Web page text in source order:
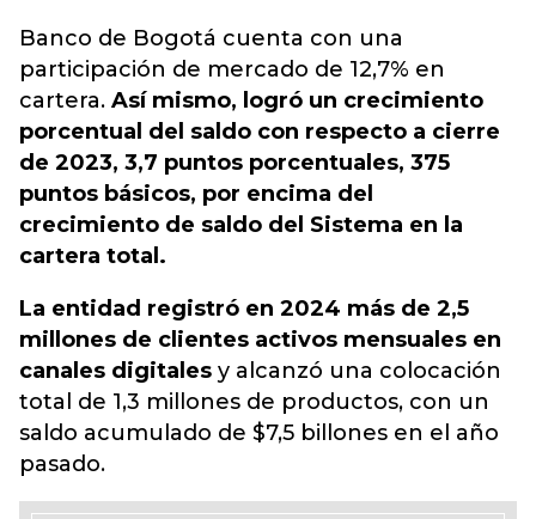
Banco de Bogotá cuenta con una
participación de mercado de 12,7% en
cartera. Así mismo, logró un crecimiento
porcentual del saldo con respecto a cierre
de 2023, 3,7 puntos porcentuales, 375
puntos básicos, por encima del
crecimiento de saldo del Sistema en la
cartera total.
La entidad registró en 2024 más de 2,5
millones de clientes activos mensuales en
canales digitales y alcanzó una colocación
total de 1,3 millones de productos, con un
saldo acumulado de $7,5 billones en el año
pasado.